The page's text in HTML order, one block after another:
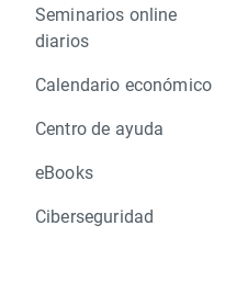
Seminarios online
diarios
Calendario económico
Centro de ayuda
eBooks
Ciberseguridad